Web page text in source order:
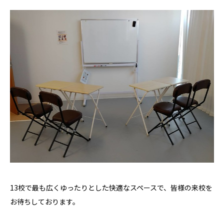
13校で最も広くゆったりとした快適なスペースで、皆様の来校を
お待ちしております。